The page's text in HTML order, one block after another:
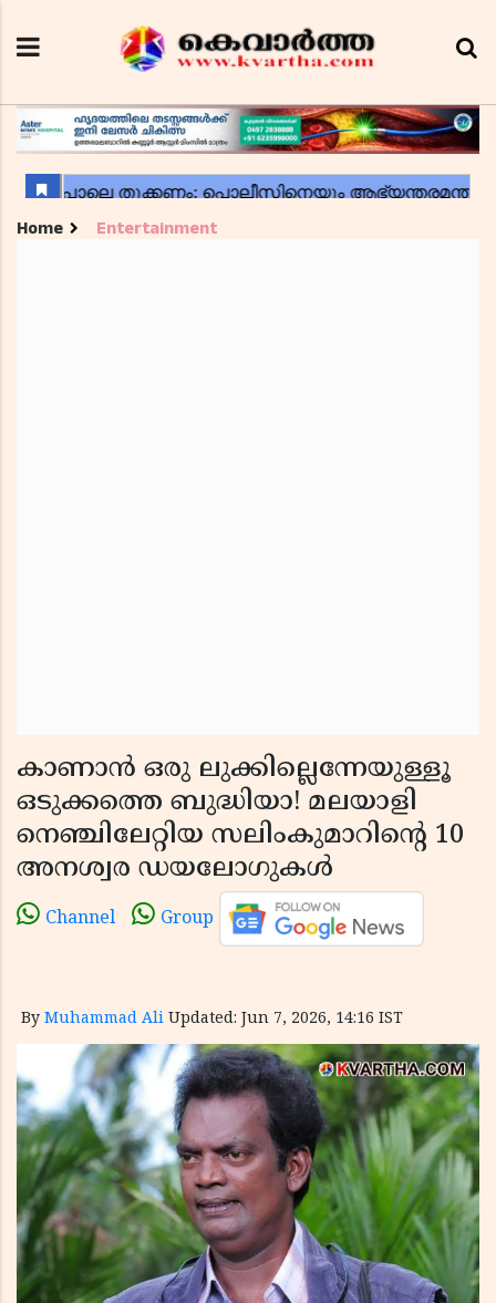
Home Entertainment
കാണാൻ ഒരു ലുക്കില്ലെന്നേയുള്ളൂ
ഒടുക്കത്തെ ബുദ്ധിയാ! മലയാളി
നെഞ്ചിലേറ്റിയ സലിംകുമാറിന്റെ 10
അനശ്വര ഡയലോഗുകൾ
Channel Group
By Muhammad Ali Updated: Jun 7, 2026, 14:16 IST